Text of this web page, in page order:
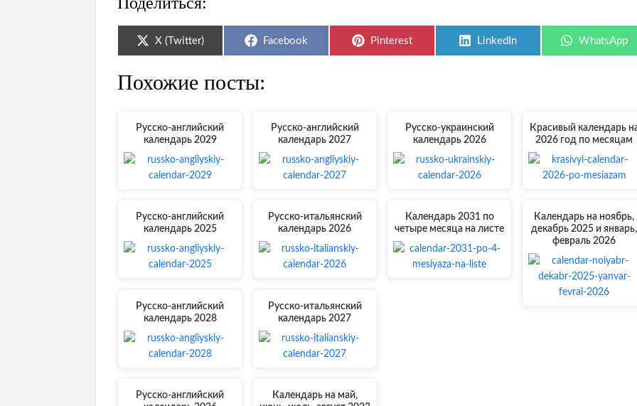
Share
X (Twitter)
Share
Facebook
Share
Pinterest
Share
LinkedIn
Share
WhatsApp
Похожие посты:
Русско-английский
календарь 2029
Русско-английский
календарь 2025
Русско-английский
календарь 2028
Русско-английский
Русско-английский
календарь 2027
Русско-итальянский
календарь 2026
Русско-итальянский
календарь 2027
Календарь на май,
Русско-украинский
календарь 2026
Календарь 2031 по
четыре месяца на листе
Красивый календарь
2026 год по месяцам
Календарь на ноябрь,
декабрь 2025 и январь,
февраль 2026